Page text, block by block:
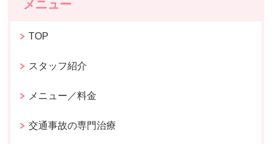
メニュー
TOP
スタッフ紹介
メニュー／料金
交通事故の専門治療